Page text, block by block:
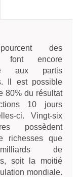
des
font encore
aux partis
Il est possible
80% du résultat
10 jours
ci. Vingt-six
possèdent
richesses que
de
soit la moitié
mondiale.